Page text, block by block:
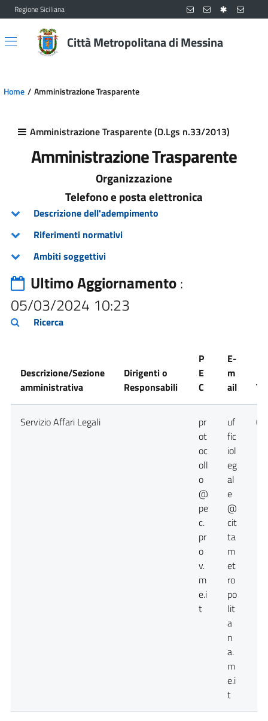
Vai al contenuto principale
Vai al menu principale
Regione Siciliana
Città Metropolitana di Messina
Home Amministrazione Trasparente
Amministrazione Trasparente (D.Lgs n.33/2013)
Amministrazione Trasparente
Organizzazione
Telefono e posta elettronica
Descrizione dell'adempimento
Riferimenti normativi
Ambiti soggettivi
Ultimo Aggiornamento:
05/03/2024 10:23
Ricerca
Descrizione/Sezione
amministrativa
Dirigenti o
Responsabili
P
E
C
E-
m
ail
Servizio Affari Legali
pr
ot
oc
oll
o
@
pe
c.
pr
o
v.
m
e.i
t
uf
fic
iol
eg
al
e
@
cit
ta
m
et
ro
po
lit
a
n
a.
m
e.i
t